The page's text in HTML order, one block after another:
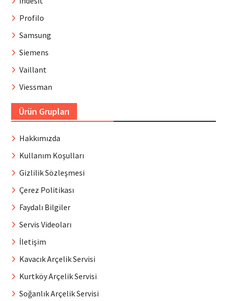
Profilo
Samsung
Siemens
Vaillant
Viessman
Ürün Grupları
Hakkımızda
Kullanım Koşulları
Gizlilik Sözleşmesi
Çerez Politikası
Faydalı Bilgiler
Servis Videoları
İletişim
Kavacık Arçelik Servisi
Kurtköy Arçelik Servisi
Soğanlık Arçelik Servisi